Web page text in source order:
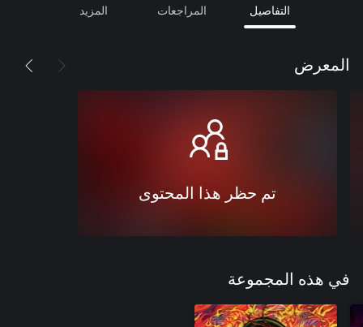
التفاصيل المراجعات المزيد
المعرض
تم حظر هذا المحتوى
في هذه المجموعة